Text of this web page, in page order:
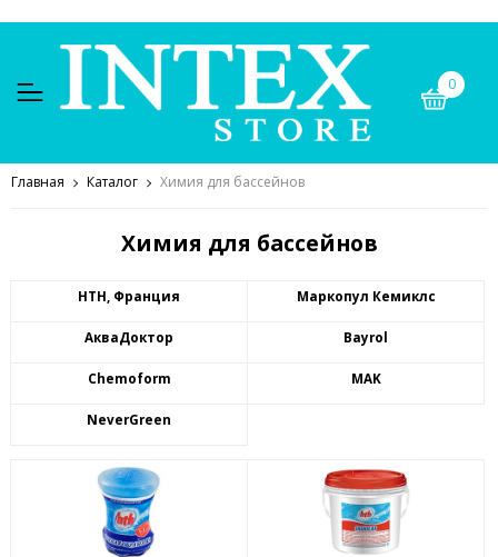
0
Главная Каталог Химия для бассейнов
Химия для бассейнов
HTH, Франция Маркопул Кемиклс
АкваДоктор Bayrol
Chemoform MAK
NeverGreen